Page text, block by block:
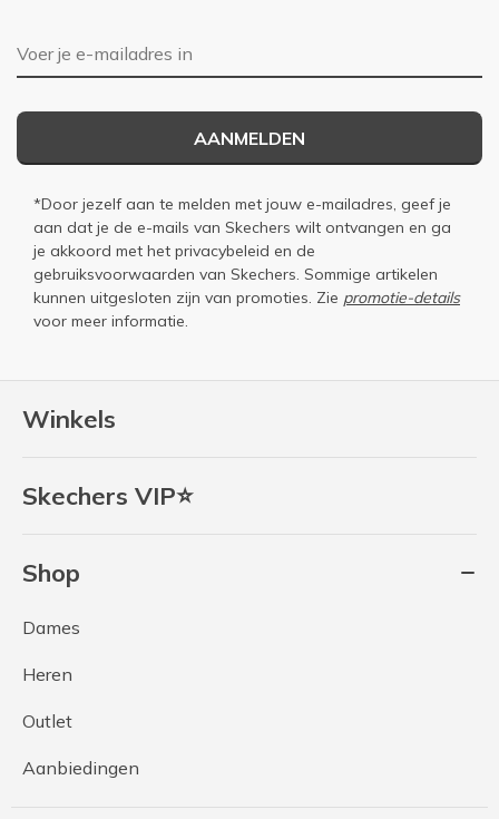
Winkels
Skechers VIP⭐
Shop
Dames
Heren
Outlet
Aanbiedingen
E-mailadres
AANMELDEN
*Door jezelf aan te melden met jouw e-mailadres, geef je
aan dat je de e-mails van Skechers wilt ontvangen en ga
je akkoord met het privacybeleid en de
gebruiksvoorwaarden van Skechers. Sommige artikelen
kunnen uitgesloten zijn van promoties. Zie promotie-details
voor meer informatie.